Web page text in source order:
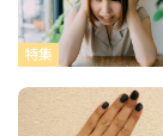
特集